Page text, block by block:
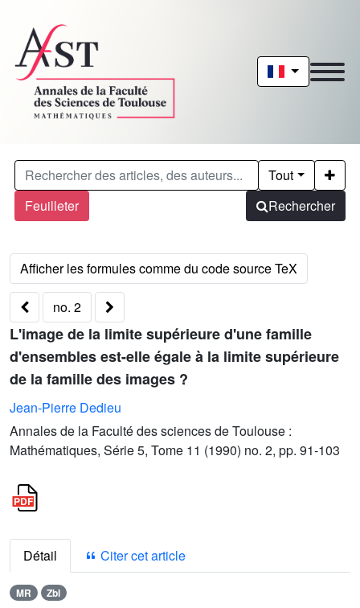
Feuilleter
Tout
Rechercher
no. 2
L'image de la limite supérieure d'une famille
d'ensembles est-elle égale à la limite supérieure
de la famille des images ?
Jean-Pierre Dedieu
Annales de la Faculté des sciences de Toulouse :
Mathématiques, Série 5, Tome 11 (1990) no. 2, pp. 91-103
Détail Citer cet article
MR Zbl